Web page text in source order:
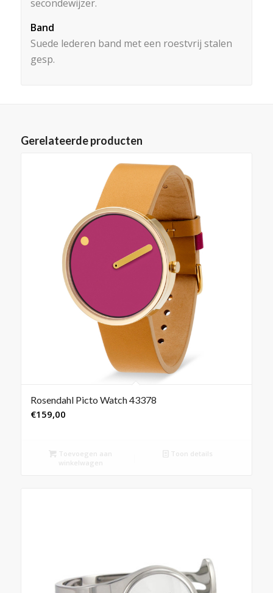
secondewijzer.
Band
Suede lederen band met een roestvrij stalen
gesp.
Gerelateerde producten
Rosendahl Picto Watch 43378
€159,00
Toevoegen aan
winkelwagen
Toon details